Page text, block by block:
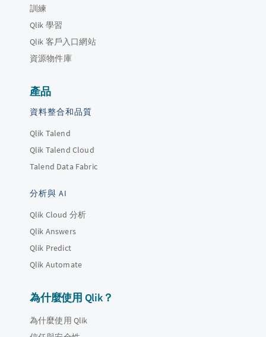
訓練
Qlik 學習
Qlik 客戶入口網站
資源物件庫
產品
資料整合和品質
Qlik Talend
Qlik Talend Cloud
Talend Data Fabric
分析與 AI
Qlik Cloud 分析
Qlik Answers
Qlik Predict
Qlik Automate
為什麼使用 Qlik？
為什麼使用 Qlik